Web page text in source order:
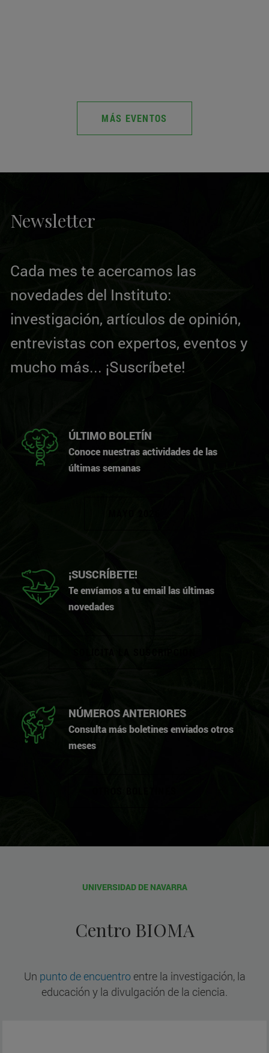
MÁS EVENTOS
Newsletter
Cada mes te acercamos las
novedades del Instituto:
investigación, artículos de opinión,
entrevistas con expertos, eventos y
mucho más... ¡Suscríbete!
ÚLTIMO BOLETÍN
Conoce nuestras actividades de las
últimas semanas
¡SUSCRÍBETE!
Te envíamos a tu email las últimas
novedades
NÚMEROS ANTERIORES
Consulta más boletines enviados otros
meses
UNIVERSIDAD DE NAVARRA
Centro BIOMA
Un punto de encuentro entre la investigación, la
educación y la divulgación de la ciencia.